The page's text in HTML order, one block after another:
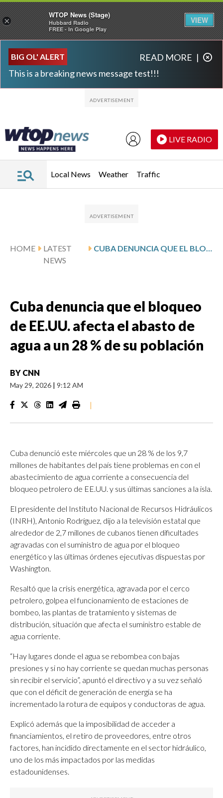
BIG OL' ALERT
This is a breaking news message test!!!
READ MORE |
LIVE RADIO
Local News Weather Traffic
HOME
LATEST
NEWS
Cuba denuncia que el bloqueo
de EE.UU. afecta el abasto de
agua a un 28 % de su población
BY CNN
May 29, 2026 | 9:12 AM
|
Cuba denunció este miércoles que un 28 % de los 9,7
millones de habitantes del país tiene problemas en con el
abastecimiento de agua corriente a consecuencia del
bloqueo petrolero de EE.UU. y sus últimas sanciones a la isla.
El presidente del Instituto Nacional de Recursos Hidráulicos
(INRH), Antonio Rodríguez, dijo a la televisión estatal que
alrededor de 2,7 millones de cubanos tienen dificultades
agravadas con el suministro de agua por el bloqueo
energético y las últimas órdenes ejecutivas dispuestas por
Washington.
Resaltó que la crisis energética, agravada por el cerco
petrolero, golpea el funcionamiento de estaciones de
bombeo, las plantas de tratamiento y sistemas de
distribución, situación que afecta el suministro estable de
agua corriente.
“Hay lugares donde el agua se rebombea con bajas
presiones y si no hay corriente se quedan muchas personas
sin recibir el servicio”, apuntó el directivo y a su vez señaló
que con el déficit de generación de energía se ha
incrementado la rotura de equipos y conductoras de agua.
Explicó además que la imposibilidad de acceder a
financiamientos, el retiro de proveedores, entre otros
factores, han incidido directamente en el sector hidráulico,
uno de los más impactados por las medidas
estadounidenses.
×
WTOP News (Stage)
Hubbard Radio
FREE - In Google Play
VIEW